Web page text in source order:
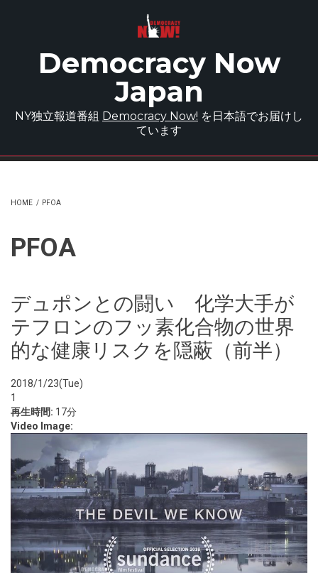
Democracy Now
Japan
NY独立報道番組 Democracy Now! を日本語でお届けし
ています
HOME / PFOA
PFOA
デュポンとの闘い 化学大手が
テフロンのフッ素化合物の世界
的な健康リスクを隠蔽（前半）
2018/1/23(Tue)
1
再生時間: 17分
Video Image: